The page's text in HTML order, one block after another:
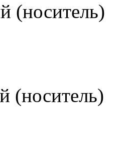
(носитель)
(носитель)